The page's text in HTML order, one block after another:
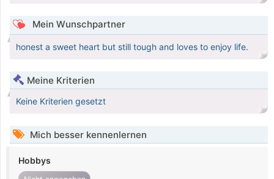
Mein Wunschpartner
honest a sweet heart but still tough and loves to enjoy life.
Meine Kriterien
Keine Kriterien gesetzt
Mich besser kennenlernen
Hobbys